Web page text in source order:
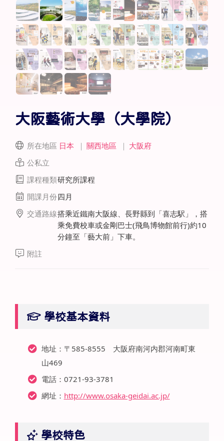
大阪藝術大學（大學院）
所在地區 日本 ｜ 關西地區 ｜ 大阪府
公私立
課程種類研究所課程
開課月份四月
交通路線搭乘近鐵南大阪線、長野縣到「喜志駅」，搭
乘免費校車或金剛巴士(飛鳥博物館前行)約10
分鐘至「藝大前」下車。
附註
學校基本資料
地址：〒585-8555 大阪府南河内郡河南町東
山469
電話：0721-93-3781
網址： http://www.osaka-geidai.ac.jp/
學校特色